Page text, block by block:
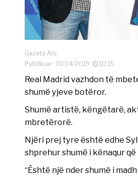
Gazeta Alo
Publikuar: 01/04/2019
10:15
Real Madrid vazhdon të
shumë yjeve botëror.
Shumë artistë, këngëtarë,
mbretërorë.
Njëri prej tyre është edhe
shprehur shumë i kënaqur
“Është një nder shumë i